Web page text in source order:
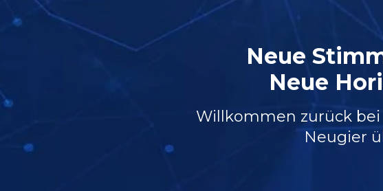
Neue
Neue
Willkommen zurück
Neugier